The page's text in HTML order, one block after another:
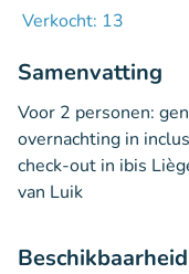
Verkocht: 13
Samenvatting
Voor 2 personen:
overnachting in
check-out in ibis
van Luik
Beschikbaarheid